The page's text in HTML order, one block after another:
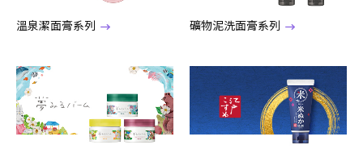
溫泉潔面膏系列 礦物泥洗面膏系列